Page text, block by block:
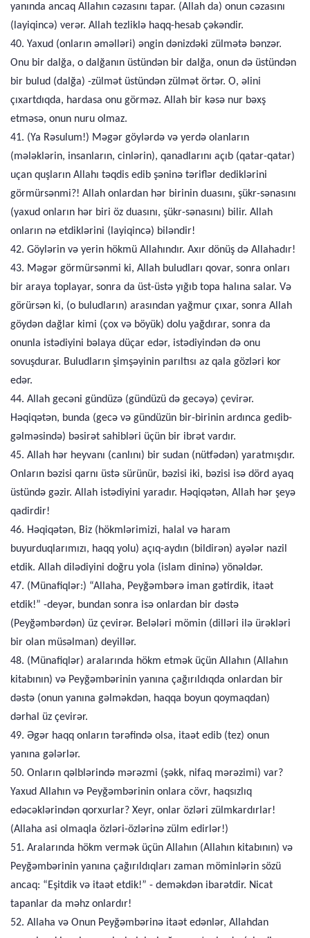
yanında ancaq Allahın cəzasını tapar. (Allah da) onun cəzasını
(layiqincə) verər. Allah tezliklə haqq-hesab çəkəndir.
40. Yaxud (onların əməlləri) əngin dənizdəki zülmətə bənzər.
Onu bir dalğa, o dalğanın üstündən bir dalğa, onun də üstündən
bir bulud (dalğa) -zülmət üstündən zülmət örtər. O, əlini
çıxartdıqda, hardasa onu görməz. Allah bir kəsə nur bəxş
etməsə, onun nuru olmaz.
41. (Ya Rəsulum!) Məgər göylərdə və yerdə olanların
(mələklərin, insanların, cinlərin), qanadlarını açıb (qatar-qatar)
uçan quşların Allahı təqdis edib şəninə təriflər dediklərini
görmürsənmi?! Allah onlardan hər birinin duasını, şükr-sənasını
(yaxud onların hər biri öz duasını, şükr-sənasını) bilir. Allah
onların nə etdiklərini (layiqincə) biləndir!
42. Göylərin və yerin hökmü Allahındır. Axır dönüş də Allahadır!
43. Məgər görmürsənmi ki, Allah buludları qovar, sonra onları
bir araya toplayar, sonra da üst-üstə yığıb topa halına salar. Və
görürsən ki, (o buludların) arasından yağmur çıxar, sonra Allah
göydən dağlar kimi (çox və böyük) dolu yağdırar, sonra da
onunla istədiyini bəlaya düçar edər, istədiyindən də onu
sovuşdurar. Buludların şimşəyinin parıltısı az qala gözləri kor
edər.
44. Allah gecəni gündüzə (gündüzü də gecəyə) çevirər.
Həqiqətən, bunda (gecə və gündüzün bir-birinin ardınca gedib-
gəlməsində) bəsirət sahibləri üçün bir ibrət vardır.
45. Allah hər heyvanı (canlını) bir sudan (nütfədən) yaratmışdır.
Onların bəzisi qarnı üstə sürünür, bəzisi iki, bəzisi isə dörd ayaq
üstündə gəzir. Allah istədiyini yaradır. Həqiqətən, Allah hər şeyə
qadirdir!
46. Həqiqətən, Biz (hökmlərimizi, halal və haram
buyurduqlarımızı, haqq yolu) açıq-aydın (bildirən) ayələr nazil
etdik. Allah dilədiyini doğru yola (islam dininə) yönəldər.
47. (Münafiqlər:) “Allaha, Peyğəmbərə iman gətirdik, itaət
etdik!” -deyər, bundan sonra isə onlardan bir dəstə
(Peyğəmbərdən) üz çevirər. Belələri mömin (dilləri ilə ürəkləri
bir olan müsəlman) deyillər.
48. (Münafiqlər) aralarında hökm etmək üçün Allahın (Allahın
kitabının) və Peyğəmbərinin yanına çağırıldıqda onlardan bir
dəstə (onun yanına gəlməkdən, haqqa boyun qoymaqdan)
dərhal üz çevirər.
49. Əgər haqq onların tərəfində olsa, itaət edib (tez) onun
yanına gələrlər.
50. Onların qəlblərində mərəzmi (şəkk, nifaq mərəzimi) var?
Yaxud Allahın və Peyğəmbərinin onlara cövr, haqsızlıq
edəcəklərindən qorxurlar? Xeyr, onlar özləri zülmkardırlar!
(Allaha asi olmaqla özləri-özlərinə zülm edirlər!)
51. Aralarında hökm vermək üçün Allahın (Allahın kitabının) və
Peyğəmbərinin yanına çağırıldıqları zaman möminlərin sözü
ancaq: “Eşitdik və itaət etdik!” - deməkdən ibarətdir. Nicat
tapanlar da məhz onlardır!
52. Allaha və Onun Peyğəmbərinə itaət edənlər, Allahdan